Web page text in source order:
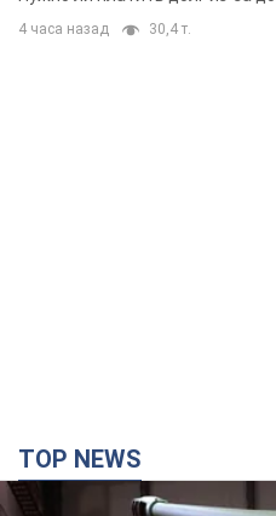
4 часа назад 30,4 т.
TOP NEWS